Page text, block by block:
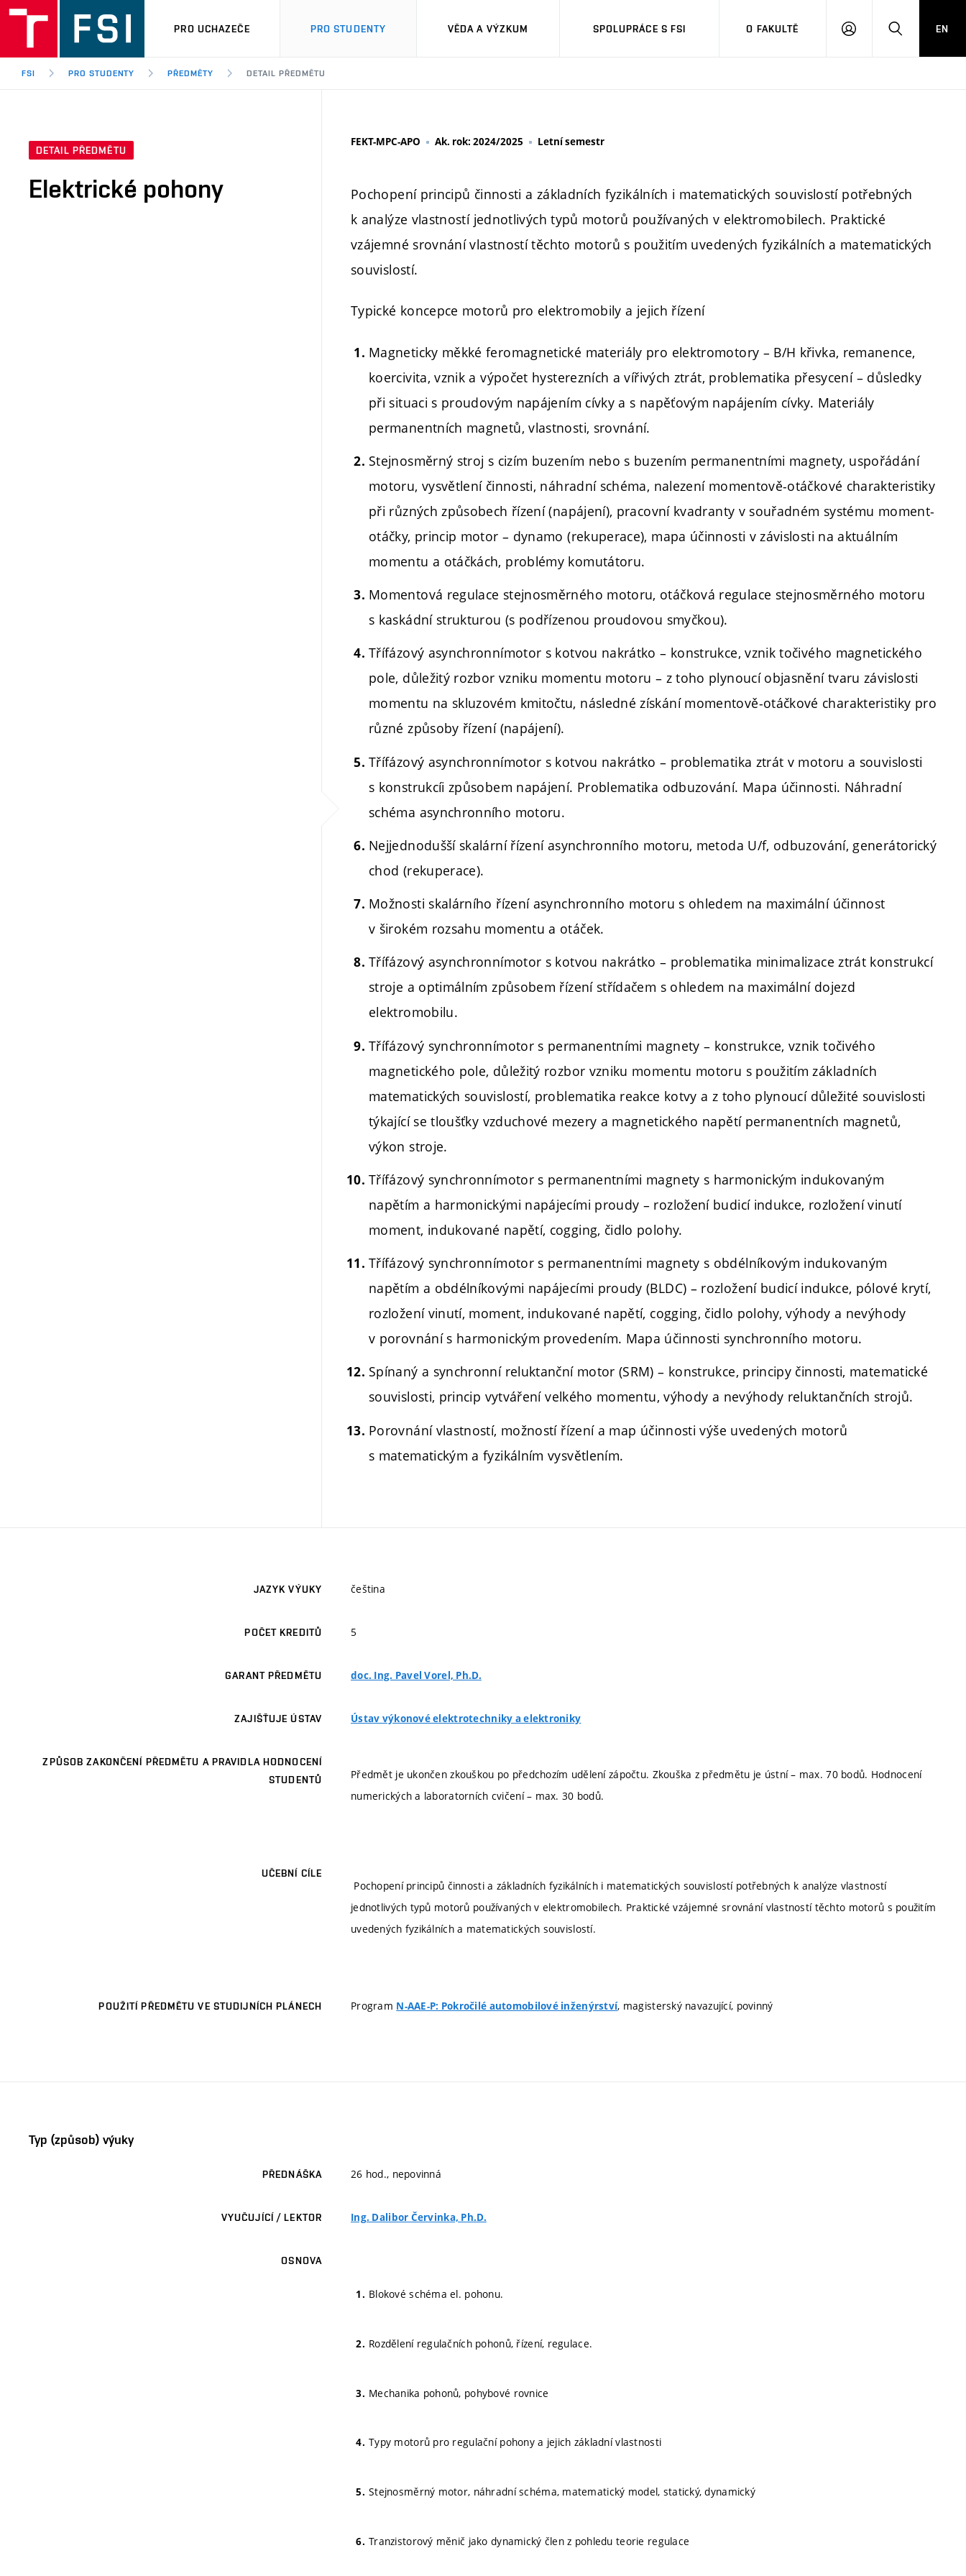
PRO UCHAZEČE PRO STUDENTY VĚDA A VÝZKUM SPOLUPRÁCE S FSI O FAKULTĚ
PŘIHLÁŠENÍHLEDAT
EN
FSI PRO STUDENTY PŘEDMĚTY DETAIL PŘEDMĚTU
DETAIL PŘEDMĚTU
Elektrické pohony
FEKT-MPC-APO Ak. rok: 2024/2025 Letní semestr
Pochopení principů činnosti a základních fyzikálních i matematických souvislostí potřebných
k analýze vlastností jednotlivých typů motorů používaných v elektromobilech. Praktické
vzájemné srovnání vlastností těchto motorů s použitím uvedených fyzikálních a matematických
souvislostí.
Typické koncepce motorů pro elektromobily a jejich řízení
Magneticky měkké feromagnetické materiály pro elektromotory – B/H křivka, remanence,
koercivita, vznik a výpočet hysterezních a vířivých ztrát, problematika přesycení – důsledky
při situaci s proudovým napájením cívky a s napěťovým napájením cívky. Materiály
permanentních magnetů, vlastnosti, srovnání.
Stejnosměrný stroj s cizím buzením nebo s buzením permanentními magnety, uspořádání
motoru, vysvětlení činnosti, náhradní schéma, nalezení momentově-otáčkové charakteristiky
při různých způsobech řízení (napájení), pracovní kvadranty v souřadném systému moment-
otáčky, princip motor – dynamo (rekuperace), mapa účinnosti v závislosti na aktuálním
momentu a otáčkách, problémy komutátoru.
Momentová regulace stejnosměrného motoru, otáčková regulace stejnosměrného motoru
s kaskádní strukturou (s podřízenou proudovou smyčkou).
Třífázový asynchronnímotor s kotvou nakrátko – konstrukce, vznik točivého magnetického
pole, důležitý rozbor vzniku momentu motoru – z toho plynoucí objasnění tvaru závislosti
momentu na skluzovém kmitočtu, následné získání momentově-otáčkové charakteristiky pro
různé způsoby řízení (napájení).
Třífázový asynchronnímotor s kotvou nakrátko – problematika ztrát v motoru a souvislosti
s konstrukcíi způsobem napájení. Problematika odbuzování. Mapa účinnosti. Náhradní
schéma asynchronního motoru.
Nejjednodušší skalární řízení asynchronního motoru, metoda U/f, odbuzování, generátorický
chod (rekuperace).
Možnosti skalárního řízení asynchronního motoru s ohledem na maximální účinnost
v širokém rozsahu momentu a otáček.
Třífázový asynchronnímotor s kotvou nakrátko – problematika minimalizace ztrát konstrukcí
stroje a optimálním způsobem řízení střídačem s ohledem na maximální dojezd
elektromobilu.
Třífázový synchronnímotor s permanentními magnety – konstrukce, vznik točivého
magnetického pole, důležitý rozbor vzniku momentu motoru s použitím základních
matematických souvislostí, problematika reakce kotvy a z toho plynoucí důležité souvislosti
týkající se tloušťky vzduchové mezery a magnetického napětí permanentních magnetů,
výkon stroje.
Třífázový synchronnímotor s permanentními magnety s harmonickým indukovaným
napětím a harmonickými napájecími proudy – rozložení budicí indukce, rozložení vinutí
moment, indukované napětí, cogging, čidlo polohy.
Třífázový synchronnímotor s permanentními magnety s obdélníkovým indukovaným
napětím a obdélníkovými napájecími proudy (BLDC) – rozložení budicí indukce, pólové krytí,
rozložení vinutí, moment, indukované napětí, cogging, čidlo polohy, výhody a nevýhody
v porovnání s harmonickým provedením. Mapa účinnosti synchronního motoru.
Spínaný a synchronní reluktanční motor (SRM) – konstrukce, principy činnosti, matematické
souvislosti, princip vytváření velkého momentu, výhody a nevýhody reluktančních strojů.
Porovnání vlastností, možností řízení a map účinnosti výše uvedených motorů
s matematickým a fyzikálním vysvětlením.
JAZYK VÝUKY čeština
POČET KREDITŮ 5
GARANT PŘEDMĚTU doc. Ing. Pavel Vorel, Ph.D.
ZAJIŠŤUJE ÚSTAV Ústav výkonové elektrotechniky a elektroniky
ZPŮSOB ZAKONČENÍ PŘEDMĚTU A PRAVIDLA HODNOCENÍ
STUDENTŮ
Předmět je ukončen zkouškou po předchozím udělení zápočtu. Zkouška z předmětu je ústní – max. 70 bodů. Hodnocení
numerických a laboratorních cvičení – max. 30 bodů.
UČEBNÍ CÍLE
Pochopení principů činnosti a základních fyzikálních i matematických souvislostí potřebných k analýze vlastností
jednotlivých typů motorů používaných v elektromobilech. Praktické vzájemné srovnání vlastností těchto motorů s použitím
uvedených fyzikálních a matematických souvislostí.
POUŽITÍ PŘEDMĚTU VE STUDIJNÍCH PLÁNECH Program N-AAE-P: Pokročilé automobilové inženýrství, magisterský navazující, povinný
Typ (způsob) výuky
PŘEDNÁŠKA 26 hod., nepovinná
VYUČUJÍCÍ / LEKTOR Ing. Dalibor Červinka, Ph.D.
OSNOVA
Blokové schéma el. pohonu.
Rozdělení regulačních pohonů, řízení, regulace.
Mechanika pohonů, pohybové rovnice
Typy motorů pro regulační pohony a jejich základní vlastnosti
Stejnosměrný motor, náhradní schéma, matematický model, statický, dynamický
Tranzistorový měnič jako dynamický člen z pohledu teorie regulace